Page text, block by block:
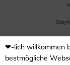
❤-lich willkommen
bestmögliche